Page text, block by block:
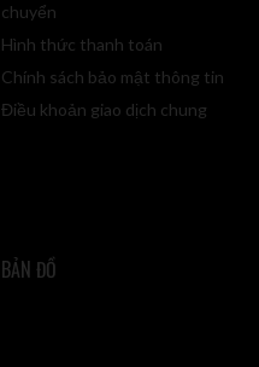
chuyển
Hình thức thanh toán
Chính sách bảo mật thông tin
Điều khoản giao dịch chung
BẢN ĐỒ